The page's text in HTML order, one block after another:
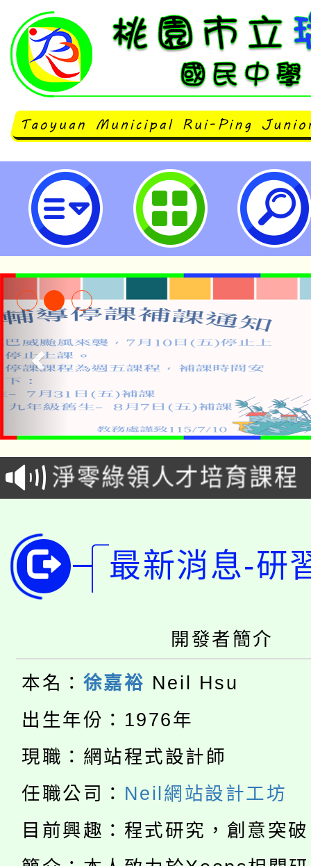
neilrpjhstyc網站設計者：徐嘉
115年食農教育專業人
程
學期銜接期間理賠案件
學籍身 分審查程序及
淨零綠領人才培育課程
公告本校115學年度第
代理(課)教師甄選結果(
「2026金融保險知識
車」活動
桃園市115學年度學生
代理(課)教師甄選結果
公告本校115學年度第
代理(課)教師甄選結果(
轉知中國文化大學推廣
《TA101》溝通分析基
程，歡迎學生輔導中心
心理、諮商輔導、社會
系所師生報名參加。
轉知苗栗縣政府辦理
縣市「校園短影音徵選
門員」簡章及活動海報
踴躍報名參加。
115年食農教育專業人
程
學期銜接期間理賠案件
學籍身 分審查程序及
版
淨零綠領人才培育課程
公告本校115學年度第
最新消息-研
開發者簡介
本名： 徐嘉裕 Neil Hsu
出生年份：1976年
現職：網站程式設計師
任職公司： Neil網站設計工坊
目前興趣：程式研究，創意突